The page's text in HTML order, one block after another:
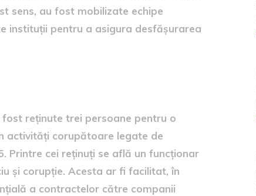
sens, au fost mobilizate echipe
instituții pentru a asigura desfășurarea
reținute trei persoane pentru o
activități corupătoare legate de
Printre cei reținuți se află un funcționar
și corupție. Acesta ar fi facilitat, în
a contractelor către companii